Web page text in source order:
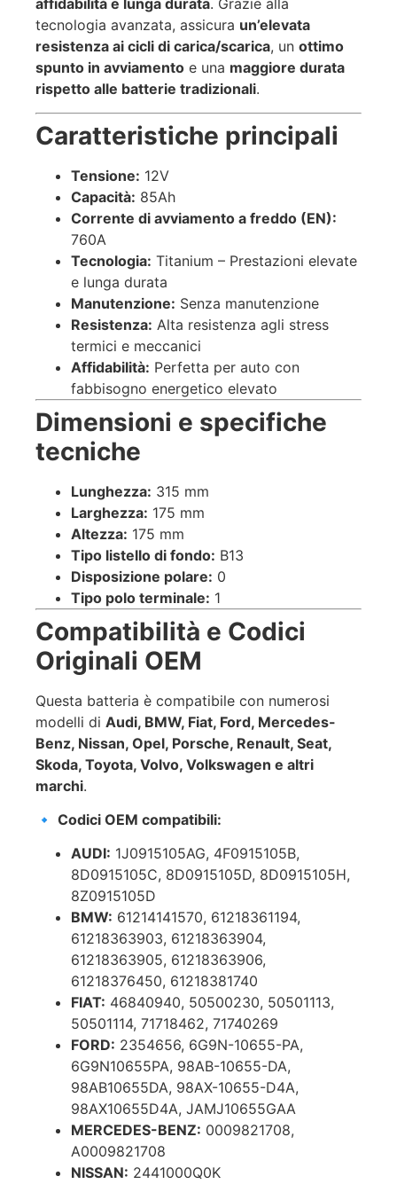
affidabilità e lunga durata. Grazie alla
tecnologia avanzata, assicura un’elevata
resistenza ai cicli di carica/scarica, un ottimo
spunto in avviamento e una maggiore durata
rispetto alle batterie tradizionali.
Caratteristiche principali
Tensione: 12V
Capacità: 85Ah
Corrente di avviamento a freddo (EN):
760A
Tecnologia: Titanium – Prestazioni elevate
e lunga durata
Manutenzione: Senza manutenzione
Resistenza: Alta resistenza agli stress
termici e meccanici
Affidabilità: Perfetta per auto con
fabbisogno energetico elevato
Dimensioni e specifiche
tecniche
Lunghezza: 315 mm
Larghezza: 175 mm
Altezza: 175 mm
Tipo listello di fondo: B13
Disposizione polare: 0
Tipo polo terminale: 1
Compatibilità e Codici
Originali OEM
Questa batteria è compatibile con numerosi
modelli di Audi, BMW, Fiat, Ford, Mercedes-
Benz, Nissan, Opel, Porsche, Renault, Seat,
Skoda, Toyota, Volvo, Volkswagen e altri
marchi.
🔹 Codici OEM compatibili:
AUDI: 1J0915105AG, 4F0915105B,
8D0915105C, 8D0915105D, 8D0915105H,
8Z0915105D
BMW: 61214141570, 61218361194,
61218363903, 61218363904,
61218363905, 61218363906,
61218376450, 61218381740
FIAT: 46840940, 50500230, 50501113,
50501114, 71718462, 71740269
FORD: 2354656, 6G9N-10655-PA,
6G9N10655PA, 98AB-10655-DA,
98AB10655DA, 98AX-10655-D4A,
98AX10655D4A, JAMJ10655GAA
MERCEDES-BENZ: 0009821708,
A0009821708
NISSAN: 2441000Q0K